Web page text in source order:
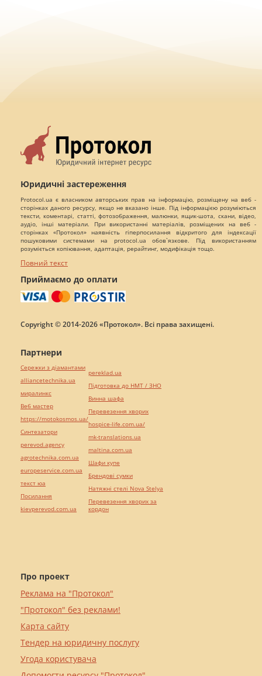
Юридичні застереження
Protocol.ua є власником авторських прав на інформацію, розміщену на веб -
сторінках даного ресурсу, якщо не вказано інше. Під інформацією розуміються
тексти, коментарі, статті, фотозображення, малюнки, ящик-шота, скани, відео,
аудіо, інші матеріали. При використанні матеріалів, розміщених на веб -
сторінках «Протокол» наявність гіперпосилання відкритого для індексації
пошуковими системами на protocol.ua обов`язкове. Під використанням
розуміється копіювання, адаптація, рерайтинг, модифікація тощо.
Повний текст
Приймаємо до оплати
Copyright © 2014-2026 «Протокол». Всі права захищені.
Про проект
Реклама на "Протокол"
"Протокол" без реклами!
Карта сайту
Тендер на юридичну послугу
Угода користувача
Партнери
Сережки з діамантами
alliancetechnika.ua
миралинкс
Веб мастер
https://motokosmos.ua/
Синтезатори
perevod.agency
agrotechnika.com.ua
europeservice.com.ua
текст юа
Посилання
kievperevod.com.ua
pereklad.ua
Підготовка до НМТ / ЗНО
Винна шафа
Перевезення хворих
hospice-life.com.ua/
mk-translations.ua
maltina.com.ua
Шафи купе
Брендові сумки
Натяжні стелі Nova Stelya
Перевезення хворих за
кордон